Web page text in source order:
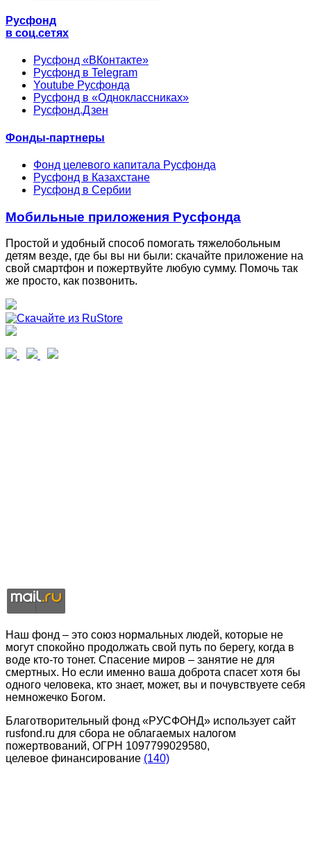
Русфонд
в соц.сетях
Русфонд «ВКонтакте»
Русфонд в Telegram
Youtube Русфонда
Русфонд в «Одноклассниках»
Русфонд.Дзен
Фонды-партнеры
Фонд целевого капитала Русфонда
Русфонд в Казахстане
Русфонд в Сербии
Мобильные приложения Русфонда
Простой и удобный способ помогать тяжелобольным
детям везде, где бы вы ни были: скачайте приложение на
свой смартфон и пожертвуйте любую сумму. Помочь так
же просто, как позвонить.
Наш фонд – это союз нормальных людей, которые не
могут спокойно продолжать свой путь по берегу, когда в
воде кто-то тонет. Спасение миров – занятие не для
смертных. Но если именно ваша доброта спасет хотя бы
одного человека, кто знает, может, вы и почувствуете себя
немножечко Богом.
Благотворительный фонд «РУСФОНД» использует сайт
rusfond.ru для сбора не облагаемых налогом
пожертвований, ОГРН 1097799029580,
целевое финансирование (140)